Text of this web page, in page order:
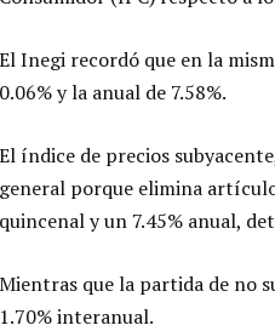
El Inegi recordó que en la
0.06% y la anual de 7.58%.
El índice de precios
general porque elimina
quincenal y un 7.45% anual,
Mientras que la partida de no
1.70% interanual.